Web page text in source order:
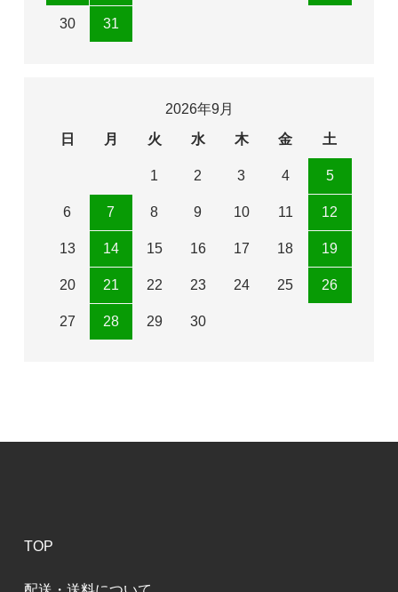
30 31
2026年9月
日
月 火 水 木 金 土
1 2 3 4 5
6 7 8 9 10 11 12
13 14 15 16 17 18 19
20 21 22 23 24 25 26
27 28 29 30
TOP